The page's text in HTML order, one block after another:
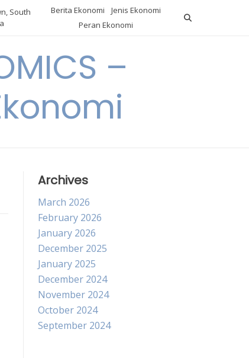
South
Berita Ekonomi
Jenis Ekonomi
Peran Ekonomi
–
Archives
March 2026
February 2026
January 2026
December 2025
January 2025
December 2024
November 2024
October 2024
September 2024